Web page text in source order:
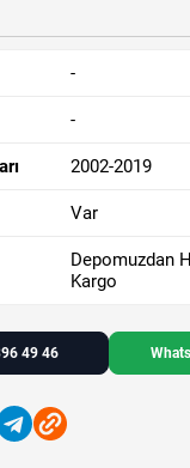
-
-
2002-2019
Var
Depomuzdan
Kargo
49 46